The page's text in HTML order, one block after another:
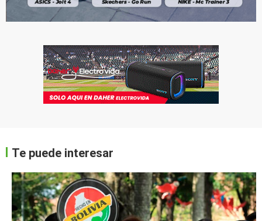
Te puede interesar